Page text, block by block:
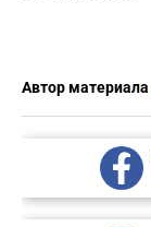
Автор материала